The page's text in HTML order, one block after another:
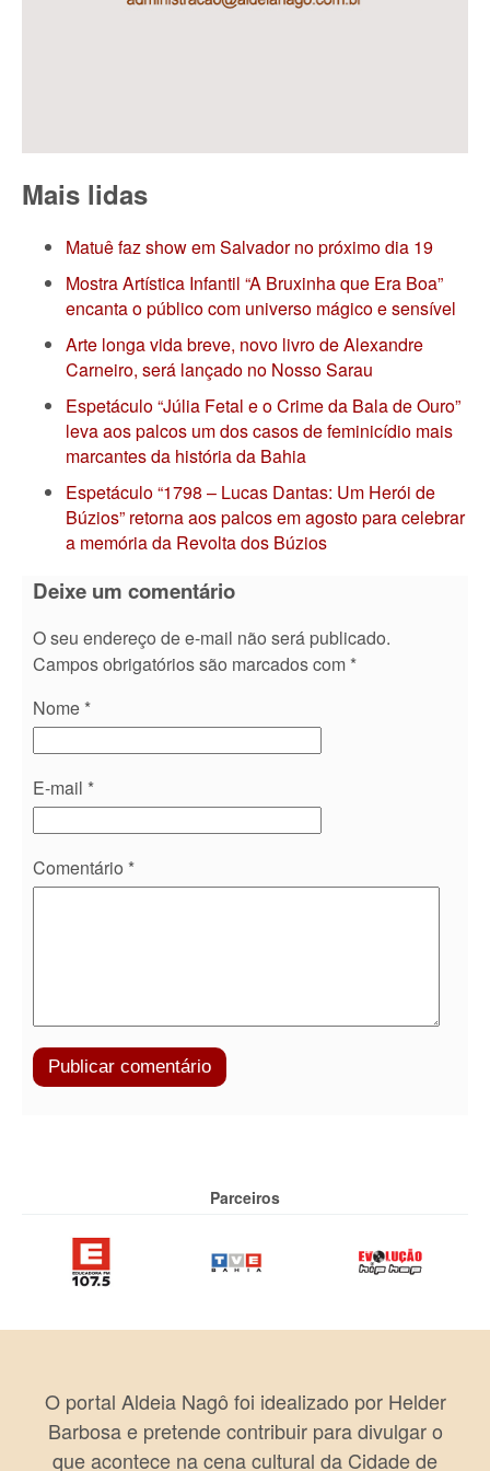
Mais lidas
Matuê faz show em Salvador no próximo dia 19
Mostra Artística Infantil “A Bruxinha que Era Boa”
encanta o público com universo mágico e sensível
Arte longa vida breve, novo livro de Alexandre
Carneiro, será lançado no Nosso Sarau
Espetáculo “Júlia Fetal e o Crime da Bala de Ouro”
leva aos palcos um dos casos de feminicídio mais
marcantes da história da Bahia
Espetáculo “1798 – Lucas Dantas: Um Herói de
Búzios” retorna aos palcos em agosto para celebrar
a memória da Revolta dos Búzios
Deixe um comentário
O seu endereço de e-mail não será publicado.
Campos obrigatórios são marcados com *
Nome *
E-mail *
Comentário *
Parceiros
O portal Aldeia Nagô foi idealizado por Helder
Barbosa e pretende contribuir para divulgar o
que acontece na cena cultural da Cidade de